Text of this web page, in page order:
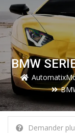
BMW
Demander